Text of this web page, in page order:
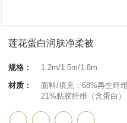
莲花蛋白润肤净柔被
规格：
1.2m/1.5m/1.8m
材质：
面料/填充：68%再生纤
21%粘胶纤维（含蛋白）